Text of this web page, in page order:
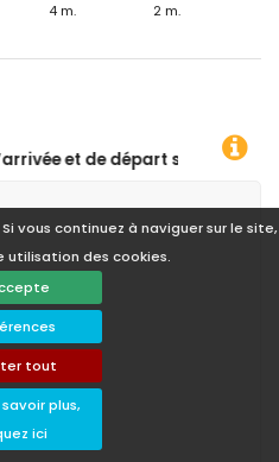
vous continuez à naviguer sur le site,
utilisation des cookies.
tout
plus,
ici
4 m.
2 m.